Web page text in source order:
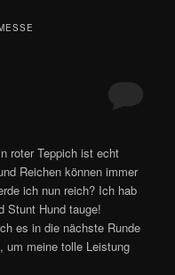
roter Teppich ist echt
Reichen können immer
ich nun reich? Ich hab
Stunt Hund tauge!
es in die nächste Runde
um meine tolle Leistung